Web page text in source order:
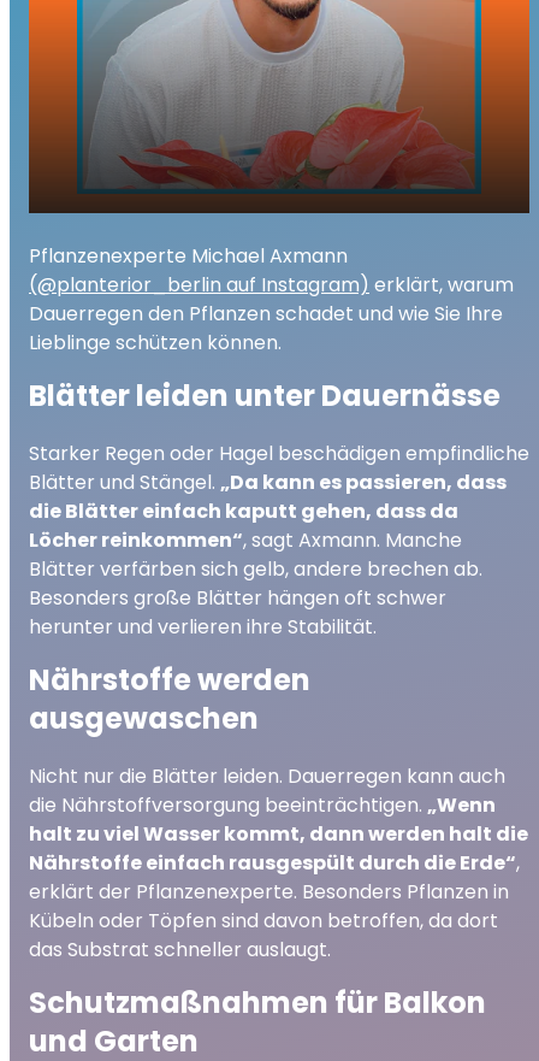
play_arrow Wenn Regen den Pflanzen schadet: Tipps
von Pflanzenexperte Michael Axmann
03:14
Pflanzenexperte Michael Axmann
(@planterior_berlin auf Instagram) erklärt, warum
Dauerregen den Pflanzen schadet und wie Sie Ihre
Lieblinge schützen können.
Blätter leiden unter Dauernässe
Starker Regen oder Hagel beschädigen empfindliche
Blätter und Stängel. „Da kann es passieren, dass
die Blätter einfach kaputt gehen, dass da
Löcher reinkommen“, sagt Axmann. Manche
Blätter verfärben sich gelb, andere brechen ab.
Besonders große Blätter hängen oft schwer
herunter und verlieren ihre Stabilität.
Nährstoffe werden
ausgewaschen
Nicht nur die Blätter leiden. Dauerregen kann auch
die Nährstoffversorgung beeinträchtigen. „Wenn
halt zu viel Wasser kommt, dann werden halt die
Nährstoffe einfach rausgespült durch die Erde“,
erklärt der Pflanzenexperte. Besonders Pflanzen in
Kübeln oder Töpfen sind davon betroffen, da dort
das Substrat schneller auslaugt.
Schutzmaßnahmen für Balkon
und Garten